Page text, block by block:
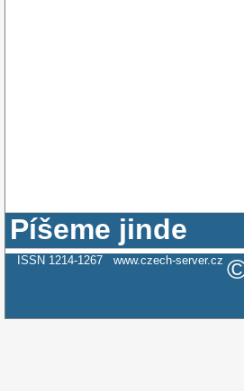
Píšeme jinde
ISSN 1214-1267 www.czech-server.cz